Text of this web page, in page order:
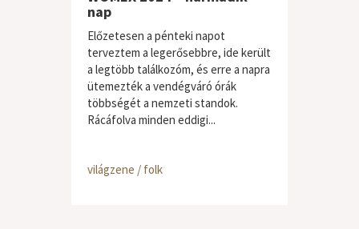
nap
Előzetesen a pénteki napot
terveztem a legerősebbre, ide került
a legtöbb találkozóm, és erre a napra
ütemezték a vendégváró órák
többségét a nemzeti standok.
Rácáfolva minden eddigi...
világzene / folk